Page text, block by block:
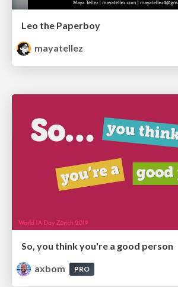
Leo the Paperboy
mayatellez
So, you think you're a good person
axbom
PRO